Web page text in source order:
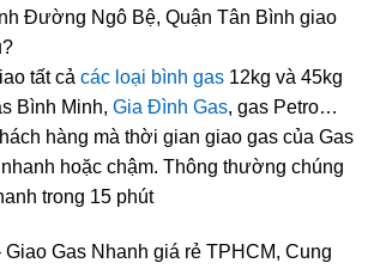
Đường Ngô Bệ, Quận Tân Bình giao
tất cả các loại bình gas 12kg và 45kg
Bình Minh, Gia Đình Gas, gas Petro…
hàng mà thời gian giao gas của Gas
hoặc chậm. Thông thường chúng
trong 15 phút
Giao Gas Nhanh giá rẻ TPHCM, Cung